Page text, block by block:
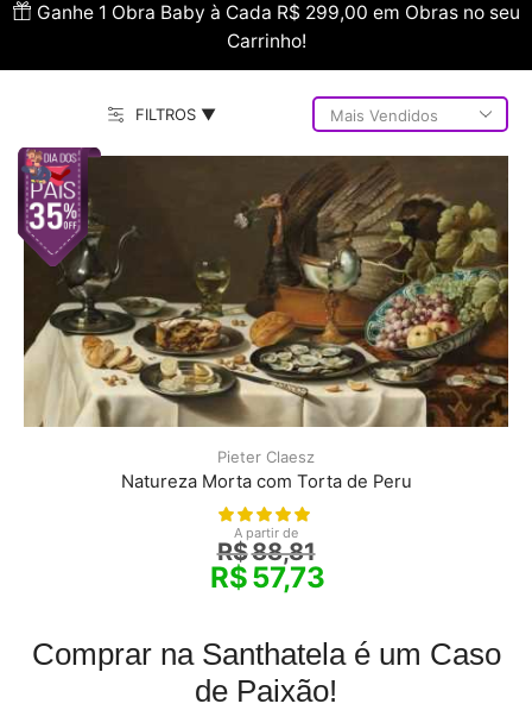
Ganhe 1 Obra Baby à Cada R$ 299,00 em Obras no seu
Carrinho!
FILTROS ▼
Pieter Claesz
Natureza Morta com Torta de Peru
A partir de
R$88,81
R$57,73
Comprar na Santhatela é um Caso
de Paixão!